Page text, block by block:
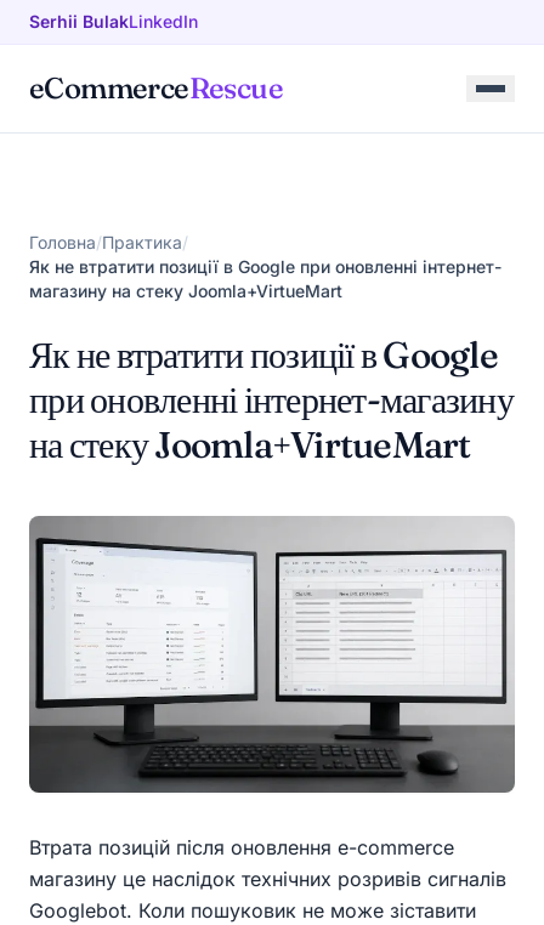
Перейти до вмісту
Serhii BulakLinkedIn
eCommerceRescue
Головна/Практика/
Як не втратити позиції в Google при оновленні інтернет-
магазину на стеку Joomla+VirtueMart
Як не втратити позиції в Google
при оновленні інтернет-магазину
на стеку Joomla+VirtueMart
Втрата позицій після оновлення e-commerce
магазину це наслідок технічних розривів сигналів
Googlebot. Коли пошуковик не може зіставити